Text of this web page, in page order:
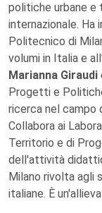
politiche urbane e
internazionale. Ha
Politecnico di
volumi in Italia e
Marianna Giraudi
Progetti e
ricerca nel campo
Collabora ai
Territorio e di
dell'attività
Milano rivolta agli
italiane. È